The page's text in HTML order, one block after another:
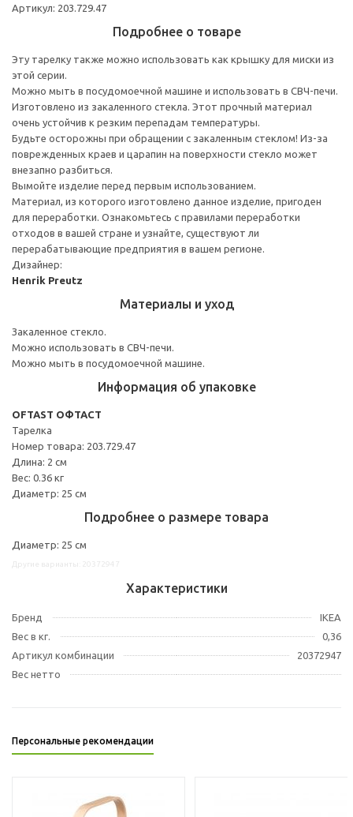
Артикул: 203.729.47
Подробнее о товаре
Эту тарелку также можно использовать как крышку для миски из
этой серии.
Можно мыть в посудомоечной машине и использовать в СВЧ-печи.
Изготовлено из закаленного стекла. Этот прочный материал
очень устойчив к резким перепадам температуры.
Будьте осторожны при обращении с закаленным стеклом! Из-за
поврежденных краев и царапин на поверхности стекло может
внезапно разбиться.
Вымойте изделие перед первым использованием.
Материал, из которого изготовлено данное изделие, пригоден
для переработки. Ознакомьтесь с правилами переработки
отходов в вашей стране и узнайте, существуют ли
перерабатывающие предприятия в вашем регионе.
Дизайнер:
Henrik Preutz
Материалы и уход
Закаленное стекло.
Можно использовать в СВЧ-печи.
Можно мыть в посудомоечной машине.
Информация об упаковке
OFTAST ОФТАСТ
Тарелка
Номер товара: 203.729.47
Длина: 2 см
Вес: 0.36 кг
Диаметр: 25 см
Подробнее о размере товара
Диаметр: 25 см
Характеристики
Бренд
IKEA
Вес в кг.
0,36
Артикул комбинации
20372947
Вес нетто
Персональные рекомендации